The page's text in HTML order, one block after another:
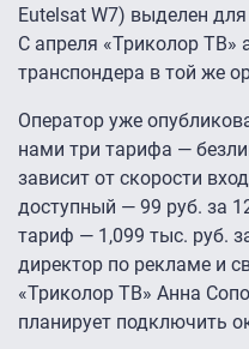
Eutelsat W7) выделен для
С апреля «Триколор ТВ»
транспондера в той же
Оператор уже
нами три тарифа —
зависит от скорости
доступный — 99 руб. за
тариф — 1,099 тыс. руб.
директор по рекламе и
«Триколор ТВ» Анна
планирует подключить